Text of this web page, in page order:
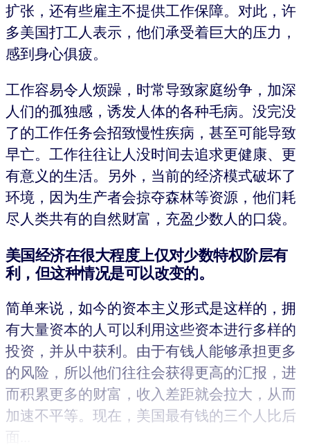
扩张，还有些雇主不提供工作保障。对此，许
多美国打工人表示，他们承受着巨大的压力，
感到身心俱疲。
工作容易令人烦躁，时常导致家庭纷争，加深
人们的孤独感，诱发人体的各种毛病。没完没
了的工作任务会招致慢性疾病，甚至可能导致
早亡。工作往往让人没时间去追求更健康、更
有意义的生活。另外，当前的经济模式破坏了
环境，因为生产者会掠夺森林等资源，他们耗
尽人类共有的自然财富，充盈少数人的口袋。
美国经济在很大程度上仅对少数特权阶层有
利，但这种情况是可以改变的。
简单来说，如今的资本主义形式是这样的，拥
有大量资本的人可以利用这些资本进行多样的
投资，并从中获利。由于有钱人能够承担更多
的风险，所以他们往往会获得更高的汇报，进
而积累更多的财富，收入差距就会拉大，从而
加速不平等。现在，美国最有钱的三个人比后
面...